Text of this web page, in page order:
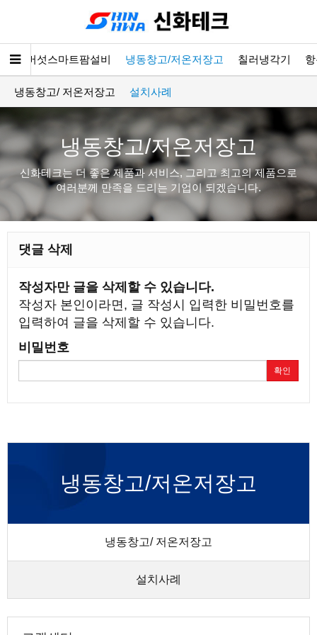
버섯스마트팜설비 냉동창고/저온저장고 칠러냉각기
냉동창고/ 저온저장고 설치사례
냉동창고/저온저장고
신화테크는 더 좋은 제품과 서비스, 그리고 최고의 제품으로
여러분께 만족을 드리는 기업이 되겠습니다.
댓글 삭제
작성자만 글을 삭제할 수 있습니다.
작성자 본인이라면, 글 작성시 입력한 비밀번호를
입력하여 글을 삭제할 수 있습니다.
비밀번호
확인
냉동창고/저온저장고
냉동창고/ 저온저장고
설치사례